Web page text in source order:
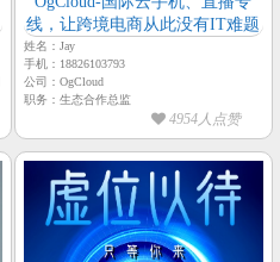
线，让跨境电商从此没有IT难题
姓名：Jay
手机：18826103793
公司：OgCloud
职务：生态合作总监
4954人点赞